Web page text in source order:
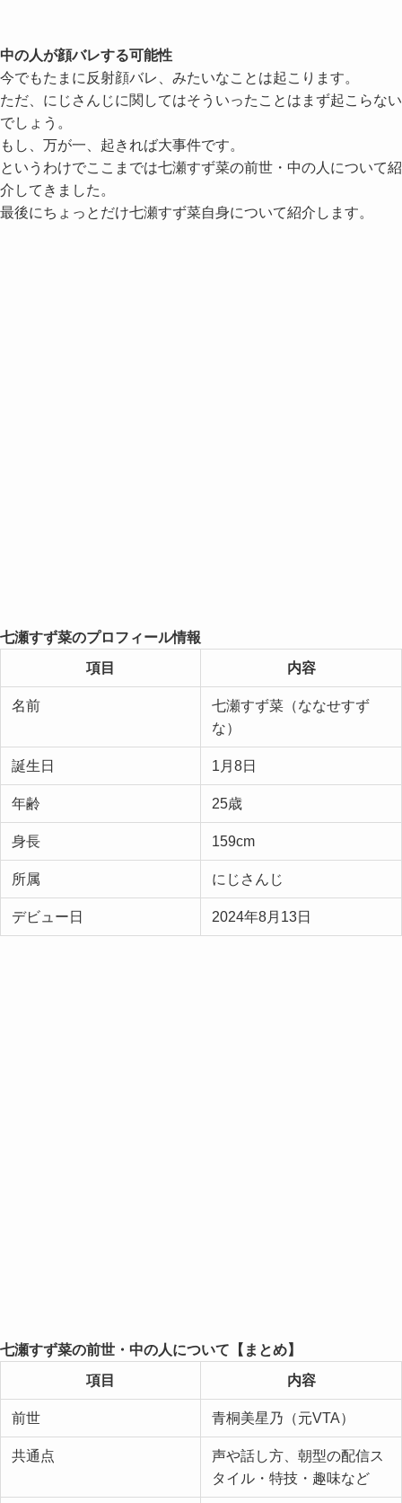
中の人が顔バレする可能性
今でもたまに反射顔バレ、みたいなことは起こります。
ただ、にじさんじに関してはそういったことはまず起こらない
でしょう。
もし、万が一、起きれば大事件です。
というわけでここまでは七瀬すず菜の前世・中の人について紹
介してきました。
最後にちょっとだけ七瀬すず菜自身について紹介します。
七瀬すず菜のプロフィール情報
項目
内容
名前
七瀬すず菜（ななせすず
な）
誕生日 1月8日
年齢 25歳
身長 159cm
所属 にじさんじ
デビュー日 2024年8月13日
七瀬すず菜の前世・中の人について【まとめ】
項目
内容
前世 青桐美星乃（元VTA）
共通点
声や話し方、朝型の配信ス
タイル・特技・趣味など